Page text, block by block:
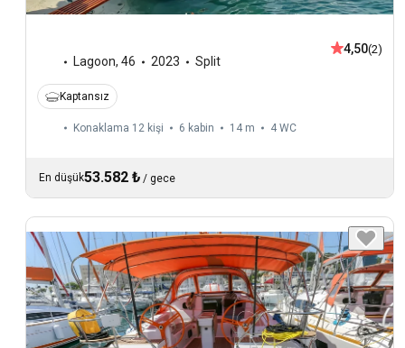
Lagoon, 46 2023 Split
4,50(2)
Kaptansız
Konaklama 12 kişi 6 kabin 14 m 4 WC
En düşük53.582 ₺ / gece